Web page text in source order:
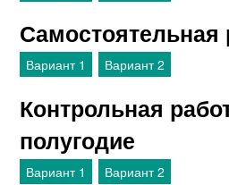
Вариант 1 Вариант 2
Контрольная
полугодие
Вариант 1 Вариант 2